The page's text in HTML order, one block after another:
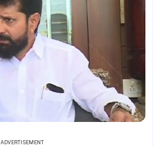
ADVERTISEMENT